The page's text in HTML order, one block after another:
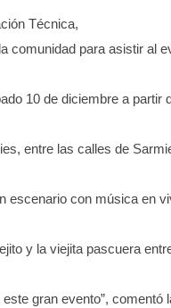
Técnica,
comunidad para asistir al
10 de diciembre a partir
entre las calles de
escenario con música en
y la viejita pascuera
gran evento”, comentó